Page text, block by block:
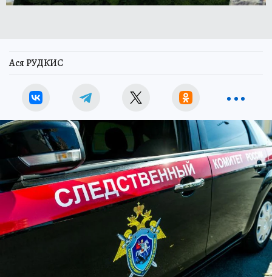
Ася РУДКИС